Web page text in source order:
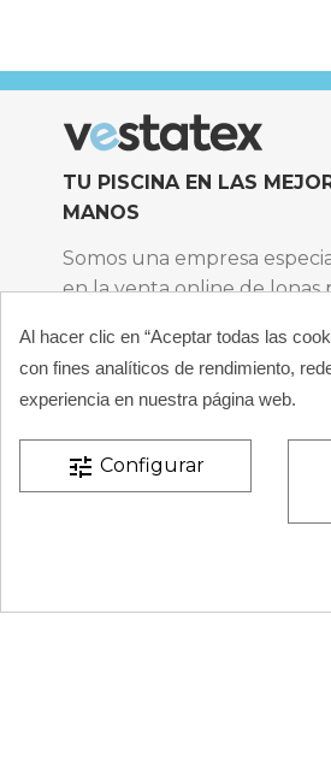
TU PISCINA EN LAS
MANOS
Somos una empresa
en la venta online de lonas
climatización, limpieza y
desinfección para piscinas
particulares.
CONÓCENOS
Al hacer clic en “Aceptar todas las
con fines analíticos de rendimiento,
experiencia en nuestra página web.
tune Configurar